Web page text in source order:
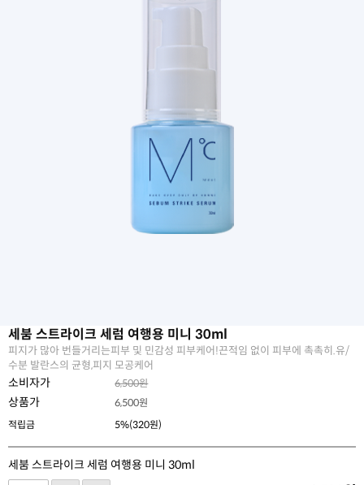
세붐 스트라이크 세럼 여행용 미니 30ml
피지가 많아 번들거리는피부 및 민감성 피부케어!끈적임 없이 피부에 촉촉히.유/
수분 발란스의 균형,피지 모공케어
소비자가 6,500원
상품가 6,500원
적립금
5%(320원)
세붐 스트라이크 세럼 여행용 미니 30ml